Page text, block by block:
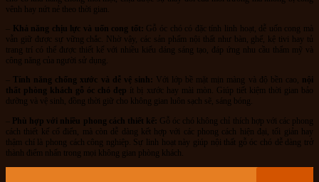
vênh hay nứt nẻ theo thời gian.
Khả năng chịu lực và uốn cong tốt: Gỗ óc chó có đặc tính linh hoạt, dễ uốn cong mà
vẫn giữ được sự vững chắc. Nhờ vậy, các sản phẩm nội thất như bàn, ghế, kệ tivi hay tủ
trang trí có thể được thiết kế với nhiều kiểu dáng sáng tạo, đáp ứng nhu cầu thẩm mỹ và
công năng của người sử dụng.
–Tính năng chống xước và dễ vệ sinh: Với lớp bề mặt mịn màng và độ bền cao, nội
thất phòng khách gỗ óc chó đẹp ít bị xước hay mài mòn. Giúp tiết kiệm thời gian bảo
dưỡng và vệ sinh, đồng thời giữ cho không gian luôn sạch sẽ, sáng bóng.
Phù hợp với nhiều phong cách thiết kế: Gỗ óc chó không chỉ thích hợp với các phong
cách thiết kế cổ điển, mà còn dễ dàng kết hợp với các phong cách hiện đại, tối giản hay
thậm chí là phong cách công nghiệp. Sự linh hoạt này giúp nội thất gỗ óc chó dễ dàng trở
thành điểm nhấn trong mọi không gian phòng khách.